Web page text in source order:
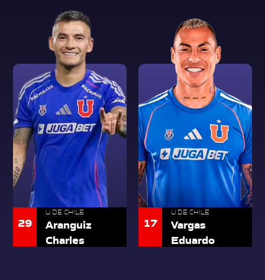
29
U DE CHILE
Aranguiz
Charles
17
U DE CHILE
Vargas
Eduardo